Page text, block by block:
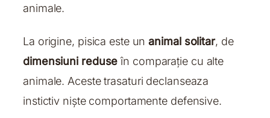
animale.
La origine, pisica este unanimal solitar, de
dimensiuni reduseîn comparație cu alte
animale. Aceste trasaturi declanseaza
instictiv niște comportamente defensive.